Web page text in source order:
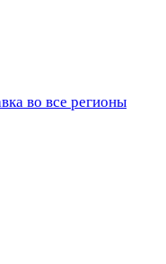
во все регионы